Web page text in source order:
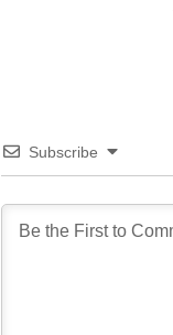
Subscribe